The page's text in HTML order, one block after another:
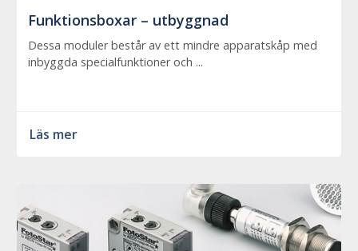
Funktionsboxar – utbyggnad
Dessa moduler består av ett mindre apparatskåp med
inbyggda specialfunktioner och ...
Läs mer